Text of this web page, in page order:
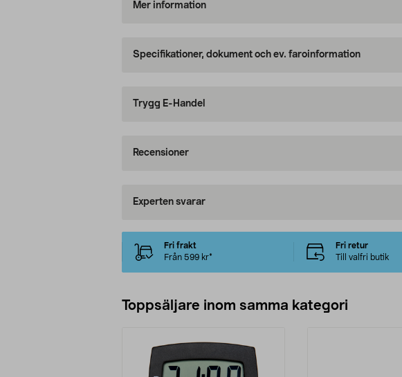
Mer information
Specifikationer, dokument och ev. faroinformation
Trygg E-Handel
Recensioner
Experten svarar
Fri frakt
Från 599 kr*
Fri retur
Till valfri butik
Toppsäljare inom samma kategori